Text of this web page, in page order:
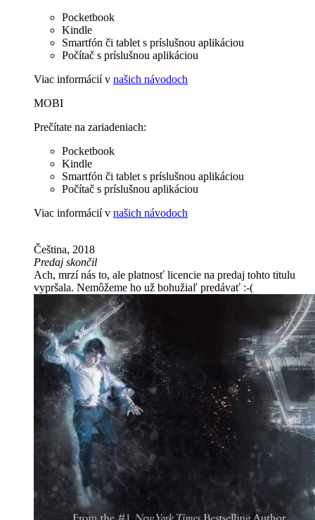
Pocketbook
Kindle
Smartfón či tablet s príslušnou aplikáciou
Počítač s príslušnou aplikáciou
Viac informácií v našich návodoch
MOBI
Prečítate na zariadeniach:
Pocketbook
Kindle
Smartfón či tablet s príslušnou aplikáciou
Počítač s príslušnou aplikáciou
Viac informácií v našich návodoch
Čeština, 2018
Predaj skončil
Ach, mrzí nás to, ale platnosť licencie na predaj tohto titulu
vypršala. Nemôžeme ho už bohužiaľ predávať :-(